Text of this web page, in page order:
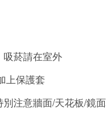
吸菸請在室外
上保護套
注意牆面/天花板/鏡